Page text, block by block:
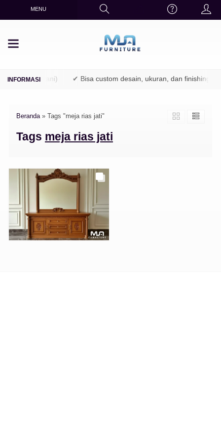
MENU
/ Perhutani) ✔ Bisa custom desain, ukuran, dan finishing
Beranda» Tags "meja rias jati"
Tags meja rias jati